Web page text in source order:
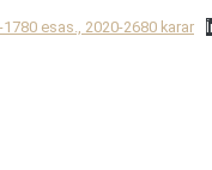
esas., 2020-2680 karar